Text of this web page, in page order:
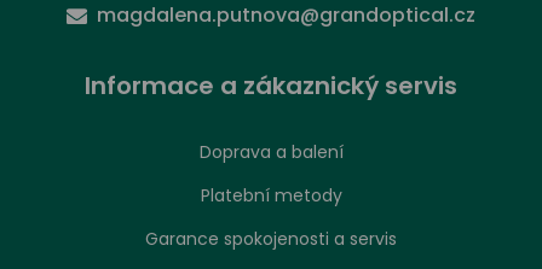
magdalena.putnova@grandoptical.cz
Informace a zákaznický servis
Doprava a balení
Platební metody
Garance spokojenosti a servis